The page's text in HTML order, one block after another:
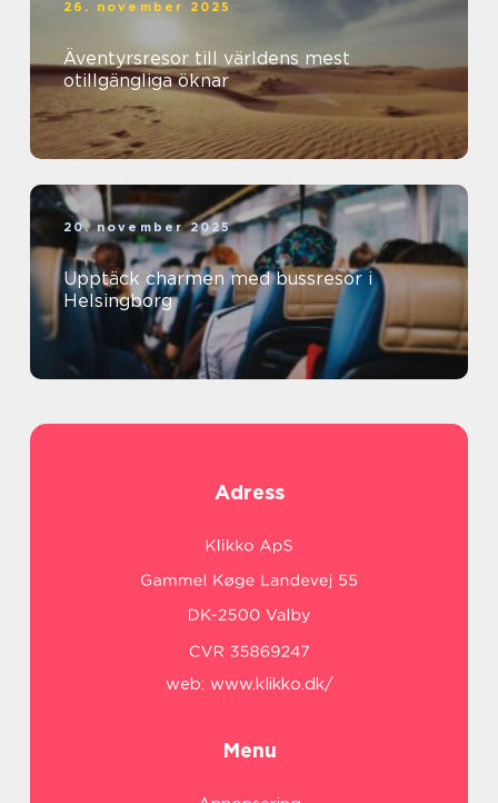
26. november 2025
Äventyrsresor till världens mest
otillgängliga öknar
20. november 2025
Upptäck charmen med bussresor i
Helsingborg
Adress
web: www.klikko.dk/
Menu